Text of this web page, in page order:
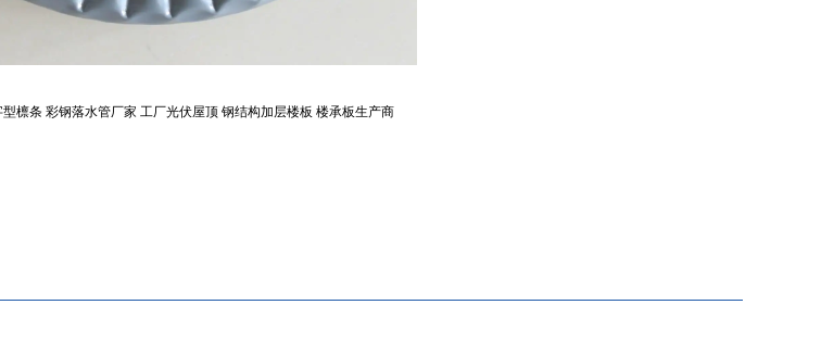
型檩条 彩钢落水管厂家 工厂光伏屋顶钢结构加层楼板 楼承板生产商